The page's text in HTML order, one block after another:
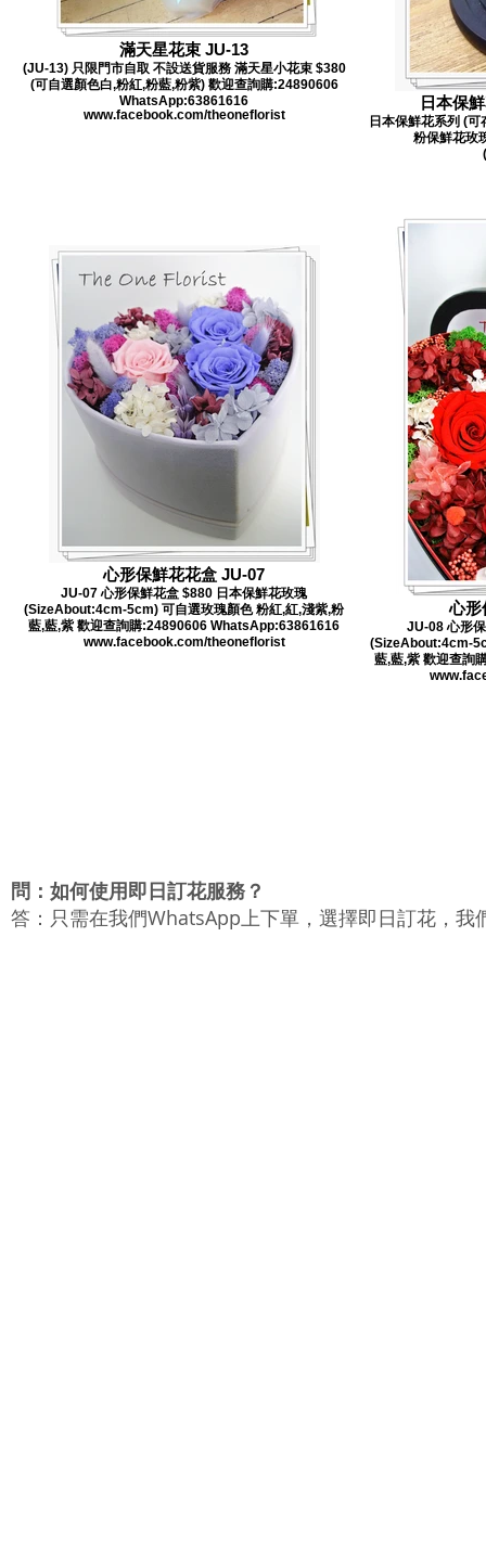
滿天星花束 JU-13
(JU-13) 只限門市自取 不設送貨服務 滿天星小花束 $380
(可自選顏色白,粉紅,粉藍,粉紫) 歡迎查詢購:24890606
WhatsApp:63861616
www.facebook.com/theoneflorist
日本保
日本保鮮花系列 (
粉保鮮花玫
心形保鮮花花盒 JU-07
JU-07 心形保鮮花盒 $880 日本保鮮花玫瑰
(SizeAbout:4cm-5cm) 可自選玫瑰顏色 粉紅,紅,淺紫,粉
藍,藍,紫 歡迎查詢購:24890606 WhatsApp:63861616
www.facebook.com/theoneflorist
心形
JU-08 心形
(SizeAbout:4cm-
藍,藍,紫 歡迎查詢
問：如何使用即日訂花服務？
答：只需在我們WhatsApp上下單，選擇即日訂花，